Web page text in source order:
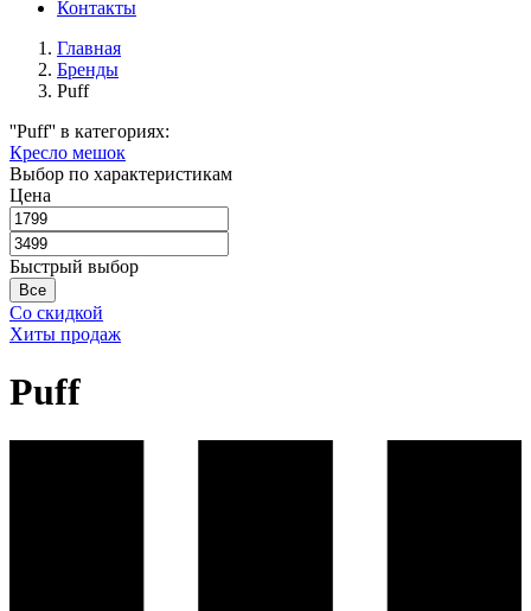
Контакты
Главная
Бренды
Puff
''Puff'' в категориях:
Кресло мешок
Выбор по характеристикам
Цена
Быстрый выбор
Все
Со скидкой
Хиты продаж
Puff